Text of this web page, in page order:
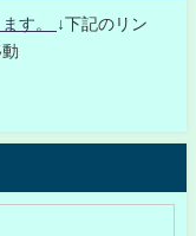
す。
↓下記のリン